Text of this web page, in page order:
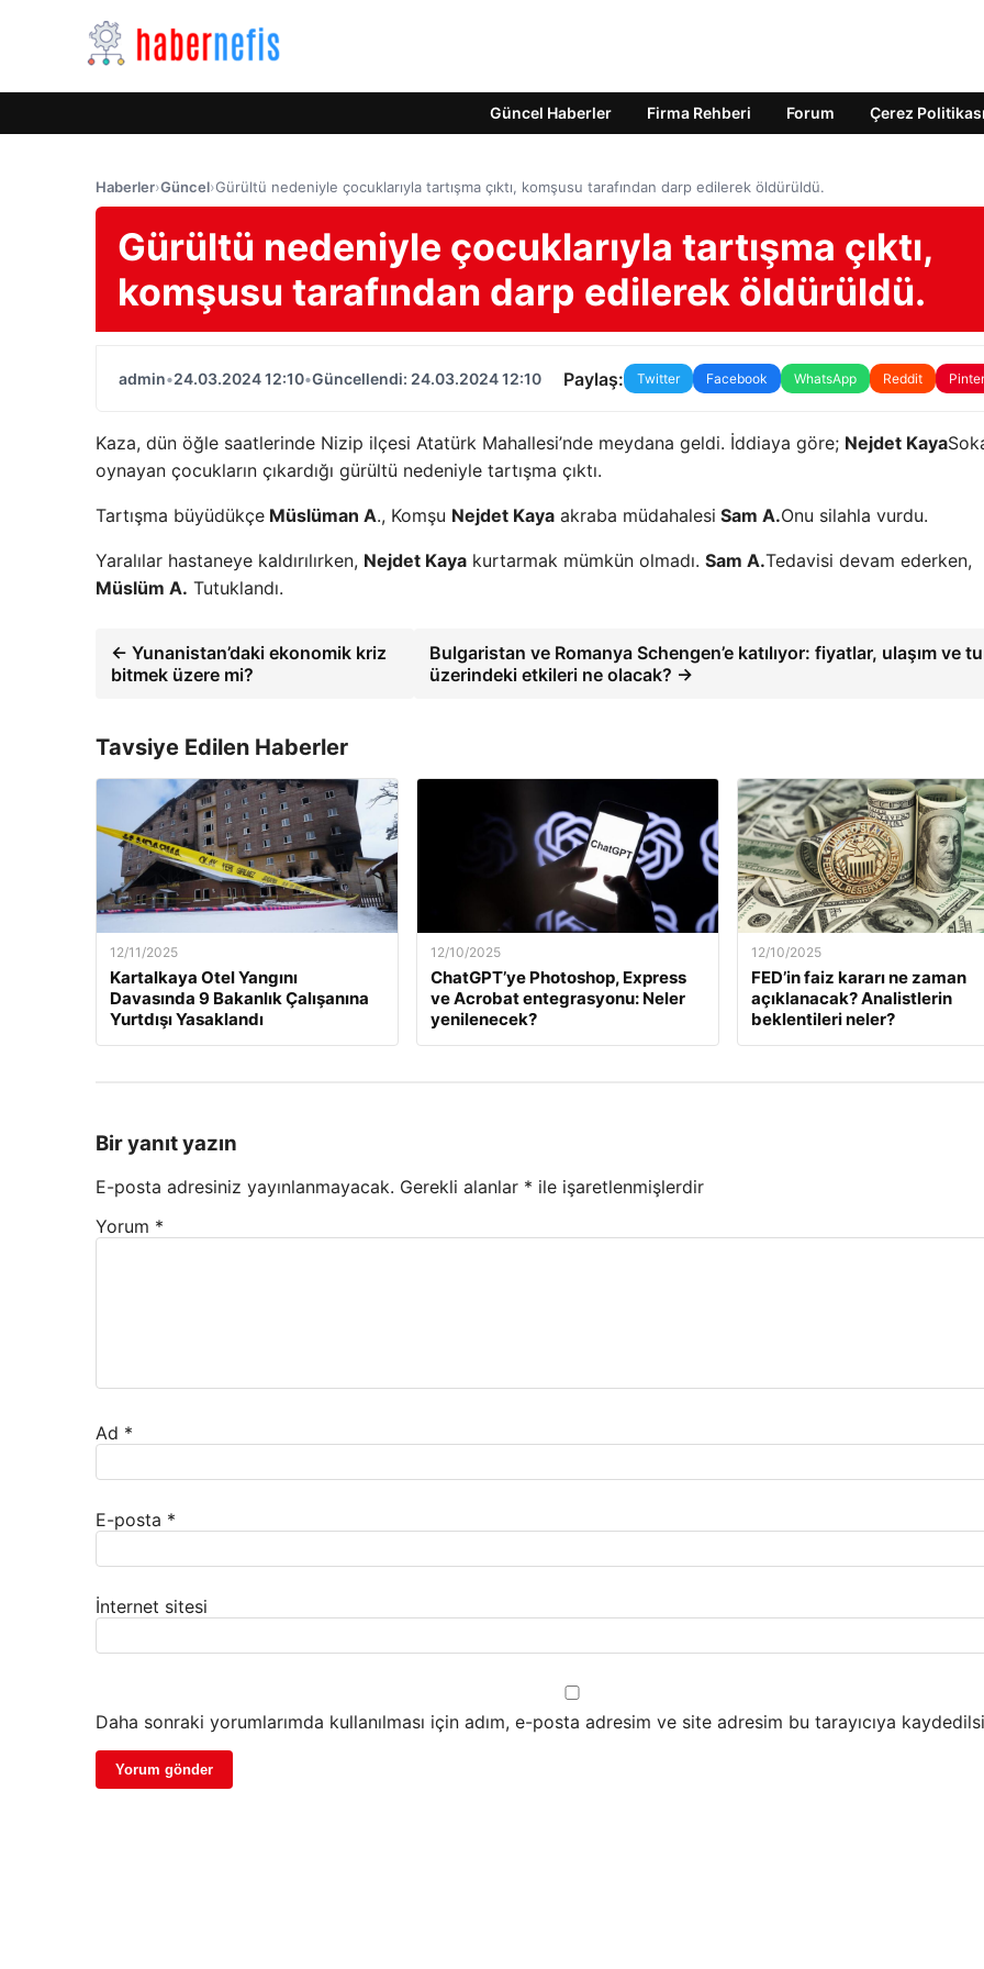
Güncel Haberler Firma Rehberi Forum Çerez Politikası
Haberler›Güncel›Gürültü nedeniyle çocuklarıyla tartışma çıktı, komşusu tarafından darp edilerek öldürüldü.
Gürültü nedeniyle çocuklarıyla tartışma çıktı,
komşusu tarafından darp edilerek öldürüldü.
admin•24.03.2024 12:10•Güncellendi: 24.03.2024 12:10 Paylaş: Twitter Facebook WhatsApp Reddit
Kaza, dün öğle saatlerinde Nizip ilçesi Atatürk Mahallesi’nde meydana geldi. İddiaya göre; Nejdet Kaya
oynayan çocukların çıkardığı gürültü nedeniyle tartışma çıktı.
Tartışma büyüdükçe Müslüman A., Komşu Nejdet Kaya akraba müdahalesi Sam A.Onu silahla vurdu.
Yaralılar hastaneye kaldırılırken, Nejdet Kaya kurtarmak mümkün olmadı. Sam A.Tedavisi devam ederken,
Müslüm A. Tutuklandı.
← Yunanistan’daki ekonomik kriz
bitmek üzere mi?
Bulgaristan ve Romanya Schengen’e katılıyor: fiyatlar, ulaşım ve
üzerindeki etkileri ne olacak? →
Tavsiye Edilen Haberler
12/11/2025
Kartalkaya Otel Yangını
Davasında 9 Bakanlık Çalışanına
Yurtdışı Yasaklandı
12/10/2025
ChatGPT’ye Photoshop, Express
ve Acrobat entegrasyonu: Neler
yenilenecek?
12/10/2025
FED’in faiz kararı ne zaman
açıklanacak? Analistlerin
beklentileri neler?
Bir yanıt yazın
E-posta adresiniz yayınlanmayacak. Gerekli alanlar * ile işaretlenmişlerdir
Yorum *
Ad *
E-posta *
İnternet sitesi
Daha sonraki yorumlarımda kullanılması için adım, e-posta adresim ve site adresim bu tarayıcıya